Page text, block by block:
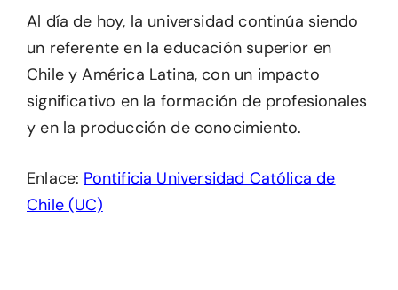
Al día de hoy, la universidad continúa siendo
un referente en la educación superior en
Chile y América Latina, con un impacto
significativo en la formación de profesionales
y en la producción de conocimiento.
Enlace: Pontificia Universidad Católica de
Chile (UC)